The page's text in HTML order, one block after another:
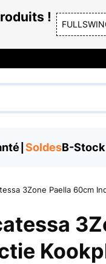
!
SoldesB-Stock
3Zone Paella 60cm